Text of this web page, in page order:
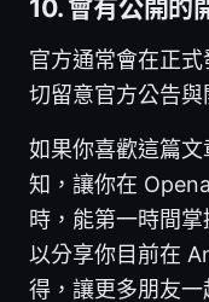
10. 會有公開的
官方通常會在正
切留意官方公告與
如果你喜歡這篇
知，讓你在
時，能第一時間
以分享你目前在
得，讓更多朋友一